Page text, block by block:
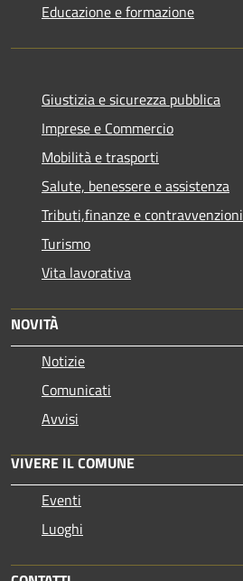
Educazione e formazione
Giustizia e sicurezza pubblica
Imprese e Commercio
Mobilità e trasporti
Salute, benessere e assistenza
Tributi,finanze e contravvenzioni
Turismo
Vita lavorativa
NOVITÀ
Notizie
Comunicati
Avvisi
VIVERE IL COMUNE
Eventi
Luoghi